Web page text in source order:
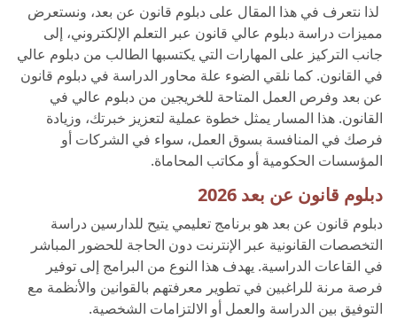
لذا نتعرف في هذا المقال على دبلوم قانون عن بعد، ونستعرض
مميزات دراسة دبلوم عالي قانون عبر التعلم الإلكتروني، إلى
جانب التركيز على المهارات التي يكتسبها الطالب من دبلوم عالي
في القانون. كما نلقي الضوء علة محاور الدراسة في دبلوم قانون
عن بعد وفرص العمل المتاحة للخريجين من دبلوم عالي في
القانون. هذا المسار يمثل خطوة عملية لتعزيز خبرتك، وزيادة
فرصك في المنافسة بسوق العمل، سواء في الشركات أو
المؤسسات الحكومية أو مكاتب المحاماة.
دبلوم قانون عن بعد 2026
دبلوم قانون عن بعد هو برنامج تعليمي يتيح للدارسين دراسة
التخصصات القانونية عبر الإنترنت دون الحاجة للحضور المباشر
في القاعات الدراسية. يهدف هذا النوع من البرامج إلى توفير
فرصة مرنة للراغبين في تطوير معرفتهم بالقوانين والأنظمة مع
التوفيق بين الدراسة والعمل أو الالتزامات الشخصية.